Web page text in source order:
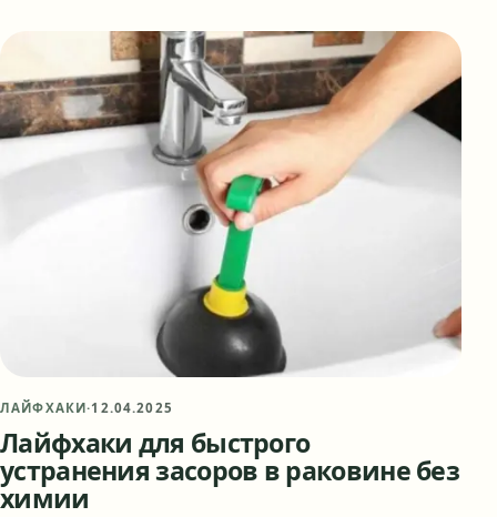
ЛАЙФХАКИ·12.04.2025
Лайфхаки для быстрого
устранения засоров в раковине без
химии